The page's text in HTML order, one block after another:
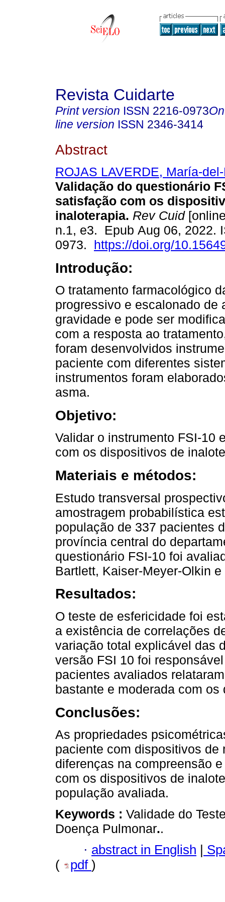
Revista Cuidarte
Print version ISSN 2216-0973
line version ISSN 2346-3414
Abstract
ROJAS LAVERDE, María-
Validação do questionário
satisfação com os
inaloterapia. Rev Cuid
n.1, e3. Epub Aug 06, 2022.
0973. https://doi.org/
Introdução:
O tratamento farmacológico
progressivo e escalonado de
gravidade e pode ser
com a resposta ao
foram desenvolvidos
paciente com diferentes
instrumentos foram
asma.
Objetivo:
Validar o instrumento FSI-10
com os dispositivos de
Materiais e métodos:
Estudo transversal
amostragem probabilística
população de 337 pacientes
província central do
questionário FSI-10 foi
Bartlett, Kaiser-Meyer-Olkin
Resultados:
O teste de esfericidade foi
a existência de correlações
variação total explicável das
versão FSI 10 foi
pacientes avaliados
bastante e moderada com
Conclusões:
As propriedades
paciente com dispositivos
diferenças na compreensão
com os dispositivos de
população avaliada.
Keywords : Validade do
Doença Pulmonar..
· abstract in English
(
pdf )